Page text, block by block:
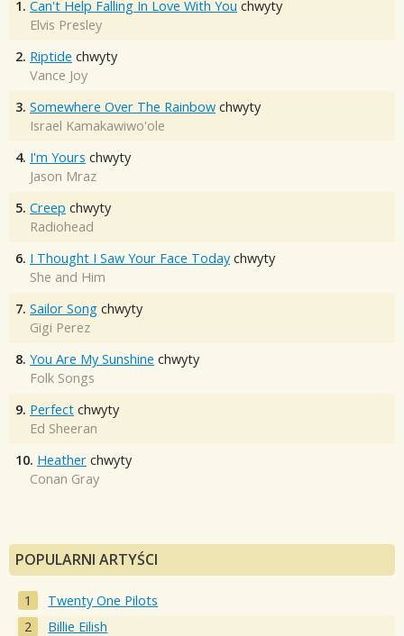
1. Can't Help Falling In Love With You chwyty
Elvis Presley
2. Riptide chwyty
Vance Joy
3. Somewhere Over The Rainbow chwyty
Israel Kamakawiwo'ole
4. I'm Yours chwyty
Jason Mraz
5. Creep chwyty
Radiohead
6. I Thought I Saw Your Face Today chwyty
She and Him
7. Sailor Song chwyty
Gigi Perez
8. You Are My Sunshine chwyty
Folk Songs
9. Perfect chwyty
Ed Sheeran
10. Heather chwyty
Conan Gray
POPULARNI ARTYŚCI
Twenty One Pilots
Billie Eilish